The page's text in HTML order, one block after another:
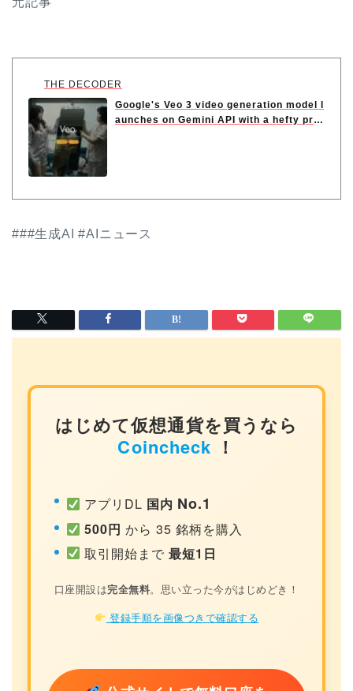
THE DECODER
Google's Veo 3 video generation model l
aunches on Gemini API with a hefty pr
###生成AI #AIニュース
はじめて仮想通貨を買うなら
Coincheck ！
アプリDL 国内 No.1
500円 から 35 銘柄を購入
取引開始まで最短1日
口座開設は完全無料。思い立った今がはじめどき！
登録手順を画像つきで確認する